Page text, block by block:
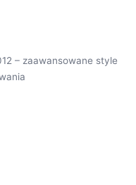
– zaawansowane style